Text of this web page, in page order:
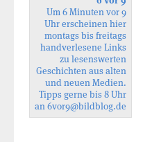
Um 6 Minuten vor 9
Uhr erscheinen hier
montags bis freitags
handverlesene Links
zu lesenswerten
Geschichten aus alten
und neuen Medien.
Tipps gerne bis 8 Uhr
an6vor9@bildblog.de